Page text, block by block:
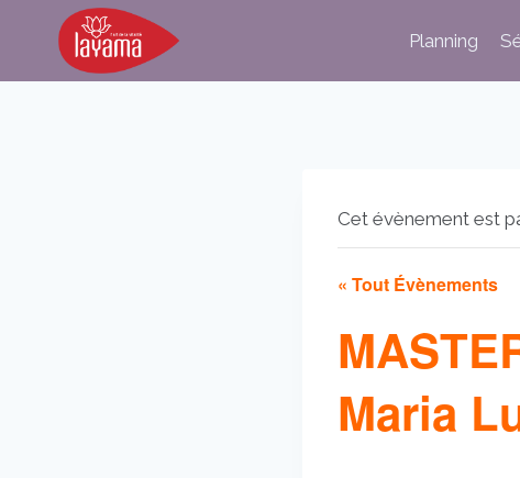
Planning
Cet évènement est
« Tout Évènements
Maria